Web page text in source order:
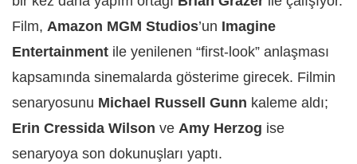
Film, Amazon MGM Studios’un Imagine
Entertainment ile yenilenen “first-look” anlaşması
kapsamında sinemalarda gösterime girecek. Filmin
senaryosunu Michael Russell Gunn kaleme aldı;
Erin Cressida Wilson ve Amy Herzog ise
senaryoya son dokunuşları yaptı.